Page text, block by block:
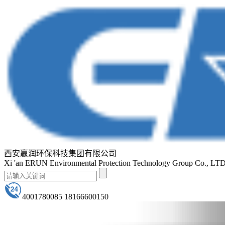
西安赢润环保科技集团有限公司
Xi 'an ERUN Environmental Protection Technology Group Co.,
4001780085 18166600150